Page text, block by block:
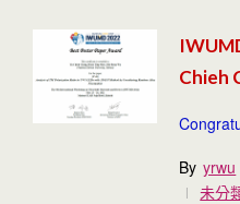
Chieh
By yrwu
未分